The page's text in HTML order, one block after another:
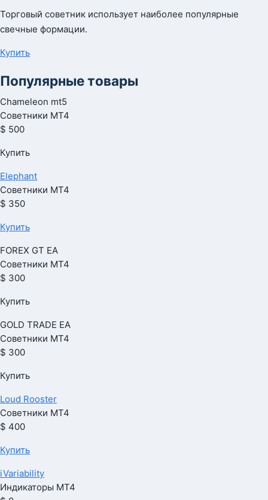
Торговый советник использует наиболее популярные
свечные формации.
Купить
Популярные товары
Chameleon mt5
Советники МТ4
$ 500
Купить
Elephant
Советники МТ4
$ 350
Купить
FOREX GT EA
Советники МТ4
$ 300
Купить
GOLD TRADE EA
Советники МТ4
$ 300
Купить
Loud Rooster
Советники МТ4
$ 400
Купить
iVariability
Индикаторы МТ4